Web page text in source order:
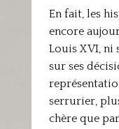
En fait, les
encore
Louis XVI, ni
sur ses
serrurier,
chère que